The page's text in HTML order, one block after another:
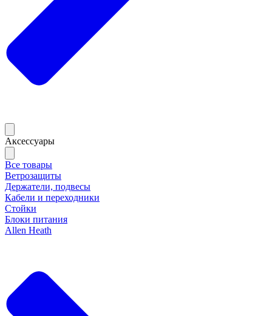
Аксессуары
Все товары
Ветрозащиты
Держатели, подвесы
Кабели и переходники
Стойки
Блоки питания
Allen Heath